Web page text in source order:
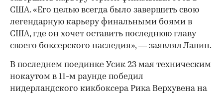
США. «Его целью всегда было завершить свою
легендарную карьеру финальными боями в
США, где он хочет оставить последнюю главу
своего боксерского наследия», — заявлял Лапин.
В последнем поединке Усик 23 мая техническим
нокаутом в 11-м раунде победил
нидерландского кикбоксера Рика Верхувена на